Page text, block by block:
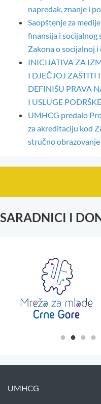
napredak, znanje i
Saopštenje za
finansija i socijalnog
Zakona o socijalnoj
INICIJATIVA ZA
I DJEČJOJ
DEFINIŠU PRAVA
I USLUGE
UMHCG predalo
za akreditaciju kod
stručno obrazovanje
SARADNICI I
UMHCG